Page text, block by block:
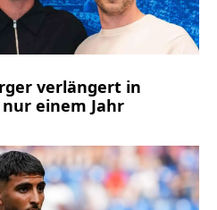
verlängert in
einem Jahr